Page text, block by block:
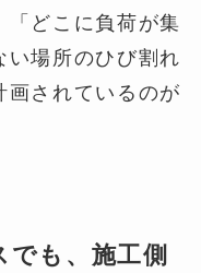
「どこに負荷が集
い場所のひび割れ
画されているのが
も、施工側